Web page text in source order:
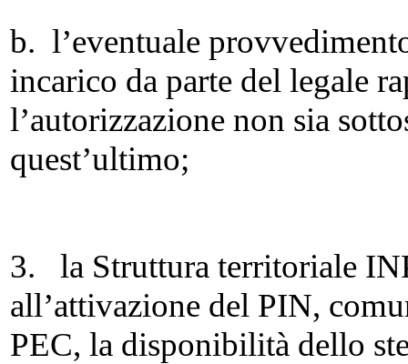
b. l’eventuale
incarico da parte del legale
l’autorizzazione non sia
quest’ultimo;
3. la Struttura territoriale
all’attivazione del PIN,
PEC, la disponibilità dello